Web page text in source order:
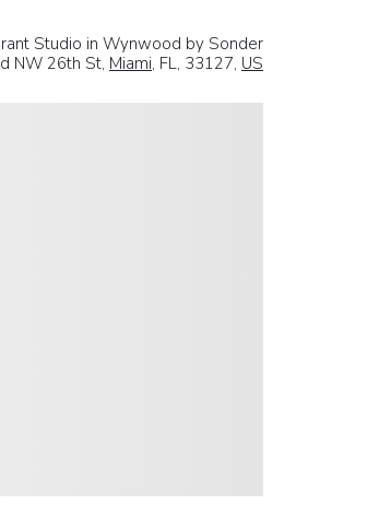
Studio in Wynwood by Sonder
NW 26th St, Miami, FL, 33127, US